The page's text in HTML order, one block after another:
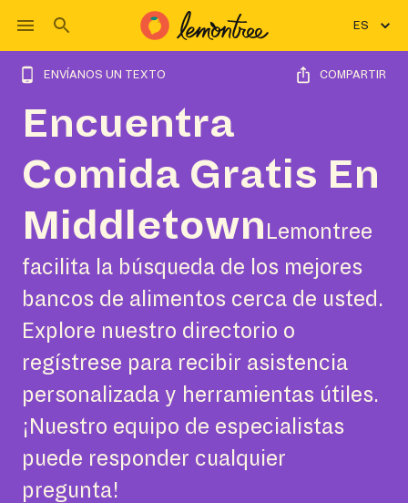
ES
ENVÍANOS UN TEXTO COMPARTIR
Encuentra
Comida Gratis En
Middletown Lemontree
facilita la búsqueda de los mejores
bancos de alimentos cerca de usted.
Explore nuestro directorio o
regístrese para recibir asistencia
personalizada y herramientas útiles.
¡Nuestro equipo de especialistas
puede responder cualquier
pregunta!